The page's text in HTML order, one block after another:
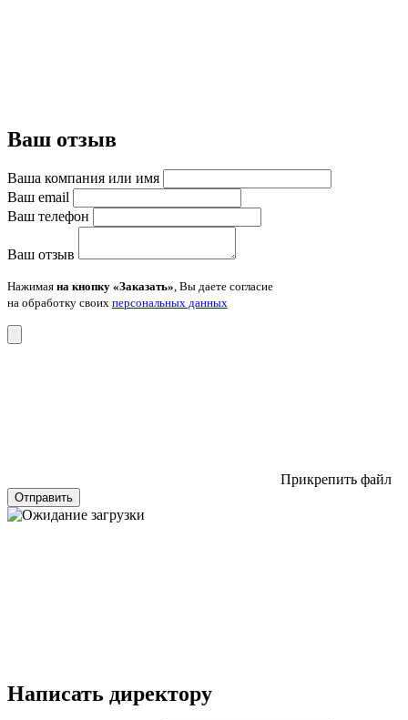
Ваш отзыв
Ваша компания или имя
Ваш email
Ваш телефон
Ваш отзыв
Нажимая на кнопку «Заказать», Вы даете согласие
на обработку своих персональных данных
Прикрепить файл
Отправить
Написать директору